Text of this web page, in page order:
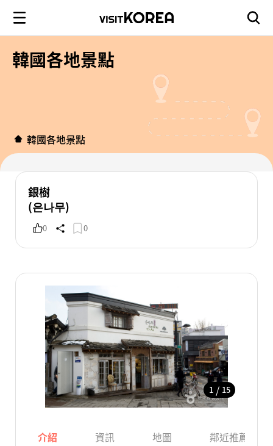
韓國各地景點
韓國各地景點
銀樹
(은나무)
0 0
1 / 15
介紹 資訊 地圖 鄰近推薦景點